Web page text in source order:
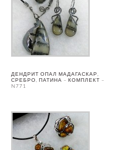
ДЕНДРИТ ОПАЛ МАДАГАСКАР,
СРЕБРО, ПАТИНА – КОМПЛЕКТ –
N771